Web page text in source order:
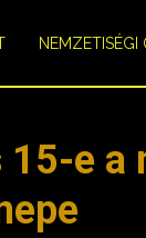
NEMZETISÉGI
e a